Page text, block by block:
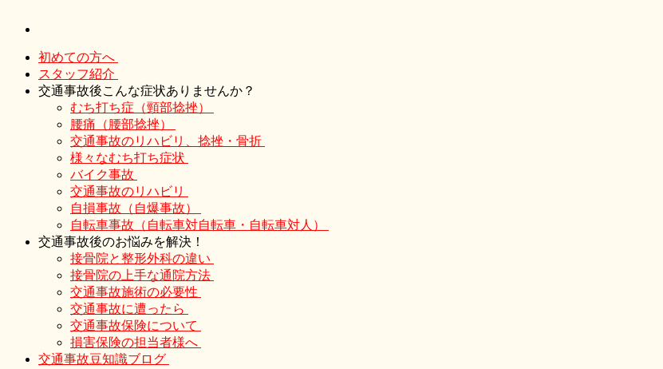
初めての方へ
スタッフ紹介
交通事故後こんな症状ありませんか？
むち打ち症（頸部捻挫）
腰痛（腰部捻挫）
交通事故のリハビリ、捻挫・骨折
様々なむち打ち症状
バイク事故
交通事故のリハビリ
自損事故（自爆事故）
自転車事故（自転車対自転車・自転車対人）
交通事故後のお悩みを解決！
接骨院と整形外科の違い
接骨院の上手な通院方法
交通事故施術の必要性
交通事故に遭ったら
交通事故保険について
損害保険の担当者様へ
交通事故豆知識ブログ